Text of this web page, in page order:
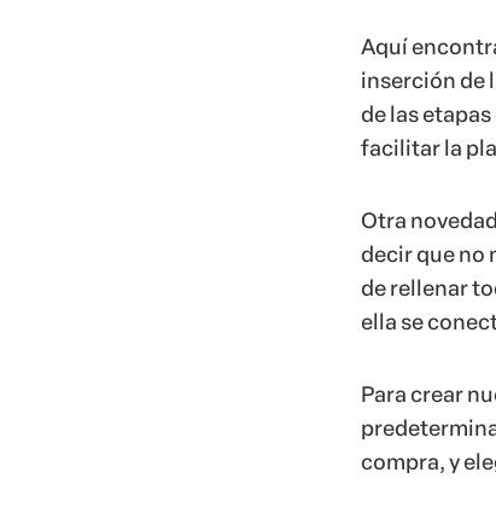
Aquí
inserción de
de las
facilitar la
Otra
decir que no
de rellenar
ella se
Para crear
compra, y